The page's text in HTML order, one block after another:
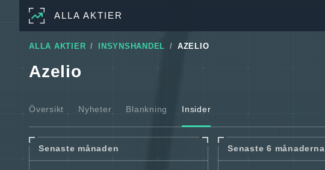
ALLA AKTIER
ALLA AKTIER INSYNSHANDEL AZELIO
Azelio
Översikt Nyheter Blankning Insider
Senaste månaden Senaste 6 månaderna